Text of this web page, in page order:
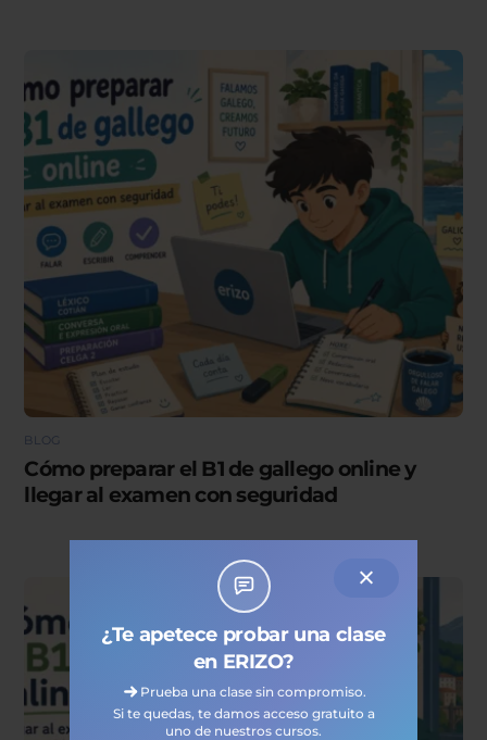
¿Te apetece probar una clase
en ERIZO?
Prueba una clase sin compromiso.
Si te quedas, te damos acceso gratuito a
uno de nuestros cursos.
BLOG
Cómo preparar el B1 de gallego online y
llegar al examen con seguridad